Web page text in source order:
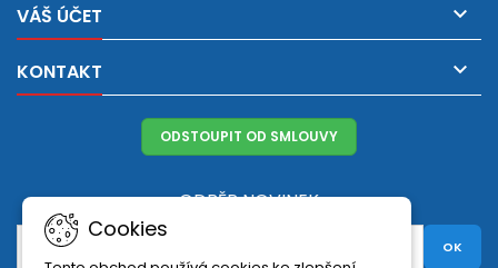
VÁŠ ÚČET 
KONTAKT 
Cookies
ODSTOUPIT OD SMLOUVY
ODBĚR NOVINEK